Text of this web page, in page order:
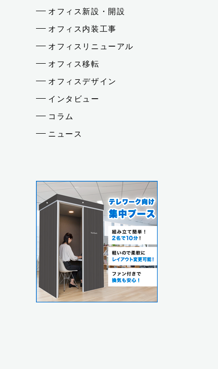
オフィス新設・開設
オフィス内装工事
オフィスリニューアル
オフィス移転
オフィスデザイン
インタビュー
コラム
ニュース